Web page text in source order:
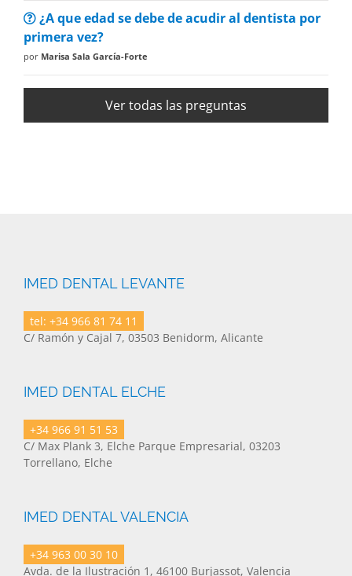
¿A que edad se debe de acudir al dentista por
primera vez?
por Marisa Sala García-Forte
Ver todas las preguntas
IMED DENTAL LEVANTE
tel: +34 966 81 74 11
C/ Ramón y Cajal 7, 03503 Benidorm, Alicante
IMED DENTAL ELCHE
+34 966 91 51 53
C/ Max Plank 3, Elche Parque Empresarial, 03203
Torrellano, Elche
IMED DENTAL VALENCIA
+34 963 00 30 10
Avda. de la Ilustración 1, 46100 Burjassot, Valencia